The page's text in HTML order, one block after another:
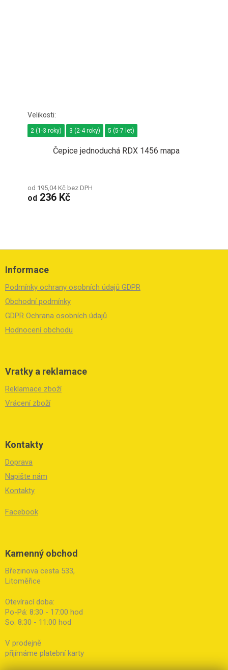
Čepice jednoduchá RDX 1456 mapa
od 195,04 Kč bez DPH
od 236 Kč
2 (1-3 roky) 3 (2-4 roky) 5 (5-7 let)
Z
Informace
Podmínky ochrany osobních údajů GDPR
Obchodní podmínky
GDPR Ochrana osobních údajů
Hodnocení obchodu
Vratky a reklamace
Reklamace zboží
Vrácení zboží
Kontakty
Doprava
Napište nám
Kontakty
Facebook
Kamenný obchod
Březinova cesta 533,
Litoměřice
Otevírací doba:
Po-Pá: 8:30 - 17:00 hod
So: 8:30 - 11:00 hod
V prodejně
přijímáme platební karty